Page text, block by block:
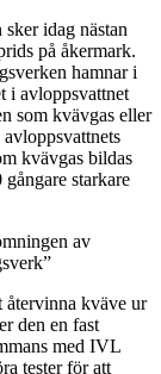
idag nästan
på åkermark.
hamnar i
i avloppsvattnet
som kvävgas eller
kvävgas bildas
starkare
av
återvinna kväve ur
den en fast
med IVL
tester för att